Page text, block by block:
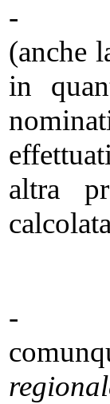
-
(anche
in
altra
-